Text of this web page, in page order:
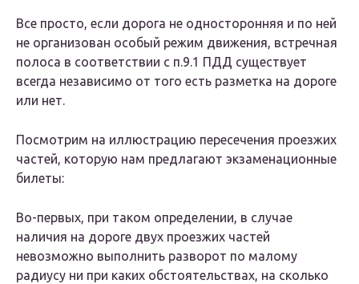
Все просто, если дорога не односторонняя и по ней
не организован особый режим движения, встречная
полоса в соответствии с п.9.1 ПДД существует
всегда независимо от того есть разметка на дороге
или нет.
Посмотрим на иллюстрацию пересечения проезжих
частей, которую нам предлагают экзаменационные
билеты:
Во-первых, при таком определении, в случае
наличия на дороге двух проезжих частей
невозможно выполнить разворот по малому
радиусу ни при каких обстоятельствах, на сколько